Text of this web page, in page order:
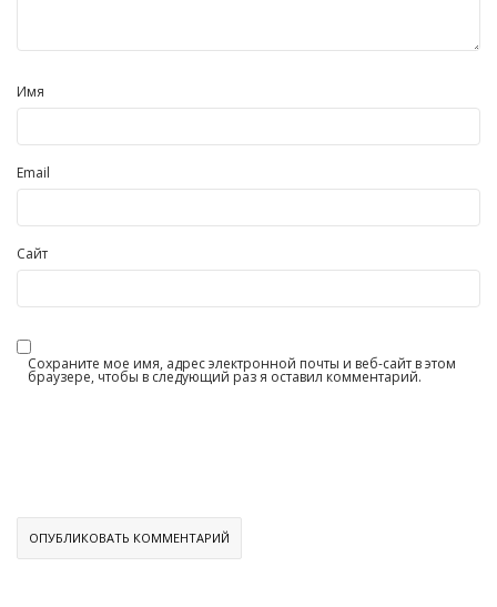
Имя
Email
Сайт
Сохраните мое имя, адрес электронной почты и веб-сайт в этом
браузере, чтобы в следующий раз я оставил комментарий.